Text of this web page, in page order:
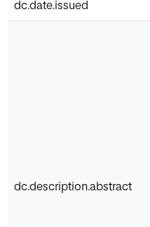
dc.date.issued
dc.description.abstract